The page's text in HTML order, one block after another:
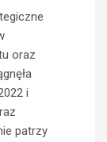
oraz
i
patrzy